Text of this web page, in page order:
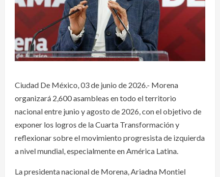
Ciudad De México, 03 de junio de 2026.- Morena
organizará 2,600 asambleas en todo el territorio
nacional entre junio y agosto de 2026, con el objetivo de
exponer los logros de la Cuarta Transformación y
reflexionar sobre el movimiento progresista de izquierda
a nivel mundial, especialmente en América Latina.
La presidenta nacional de Morena, Ariadna Montiel